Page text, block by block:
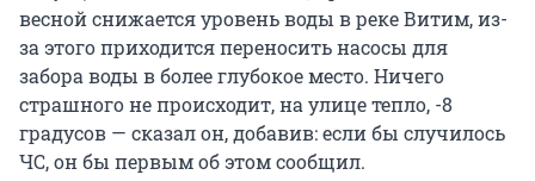
весной снижается уровень воды в реке Витим, из-
за этого приходится переносить насосы для
забора воды в более глубокое место. Ничего
страшного не происходит, на улице тепло, -8
градусов — сказал он, добавив: если бы случилось
ЧС, он бы первым об этом сообщил.